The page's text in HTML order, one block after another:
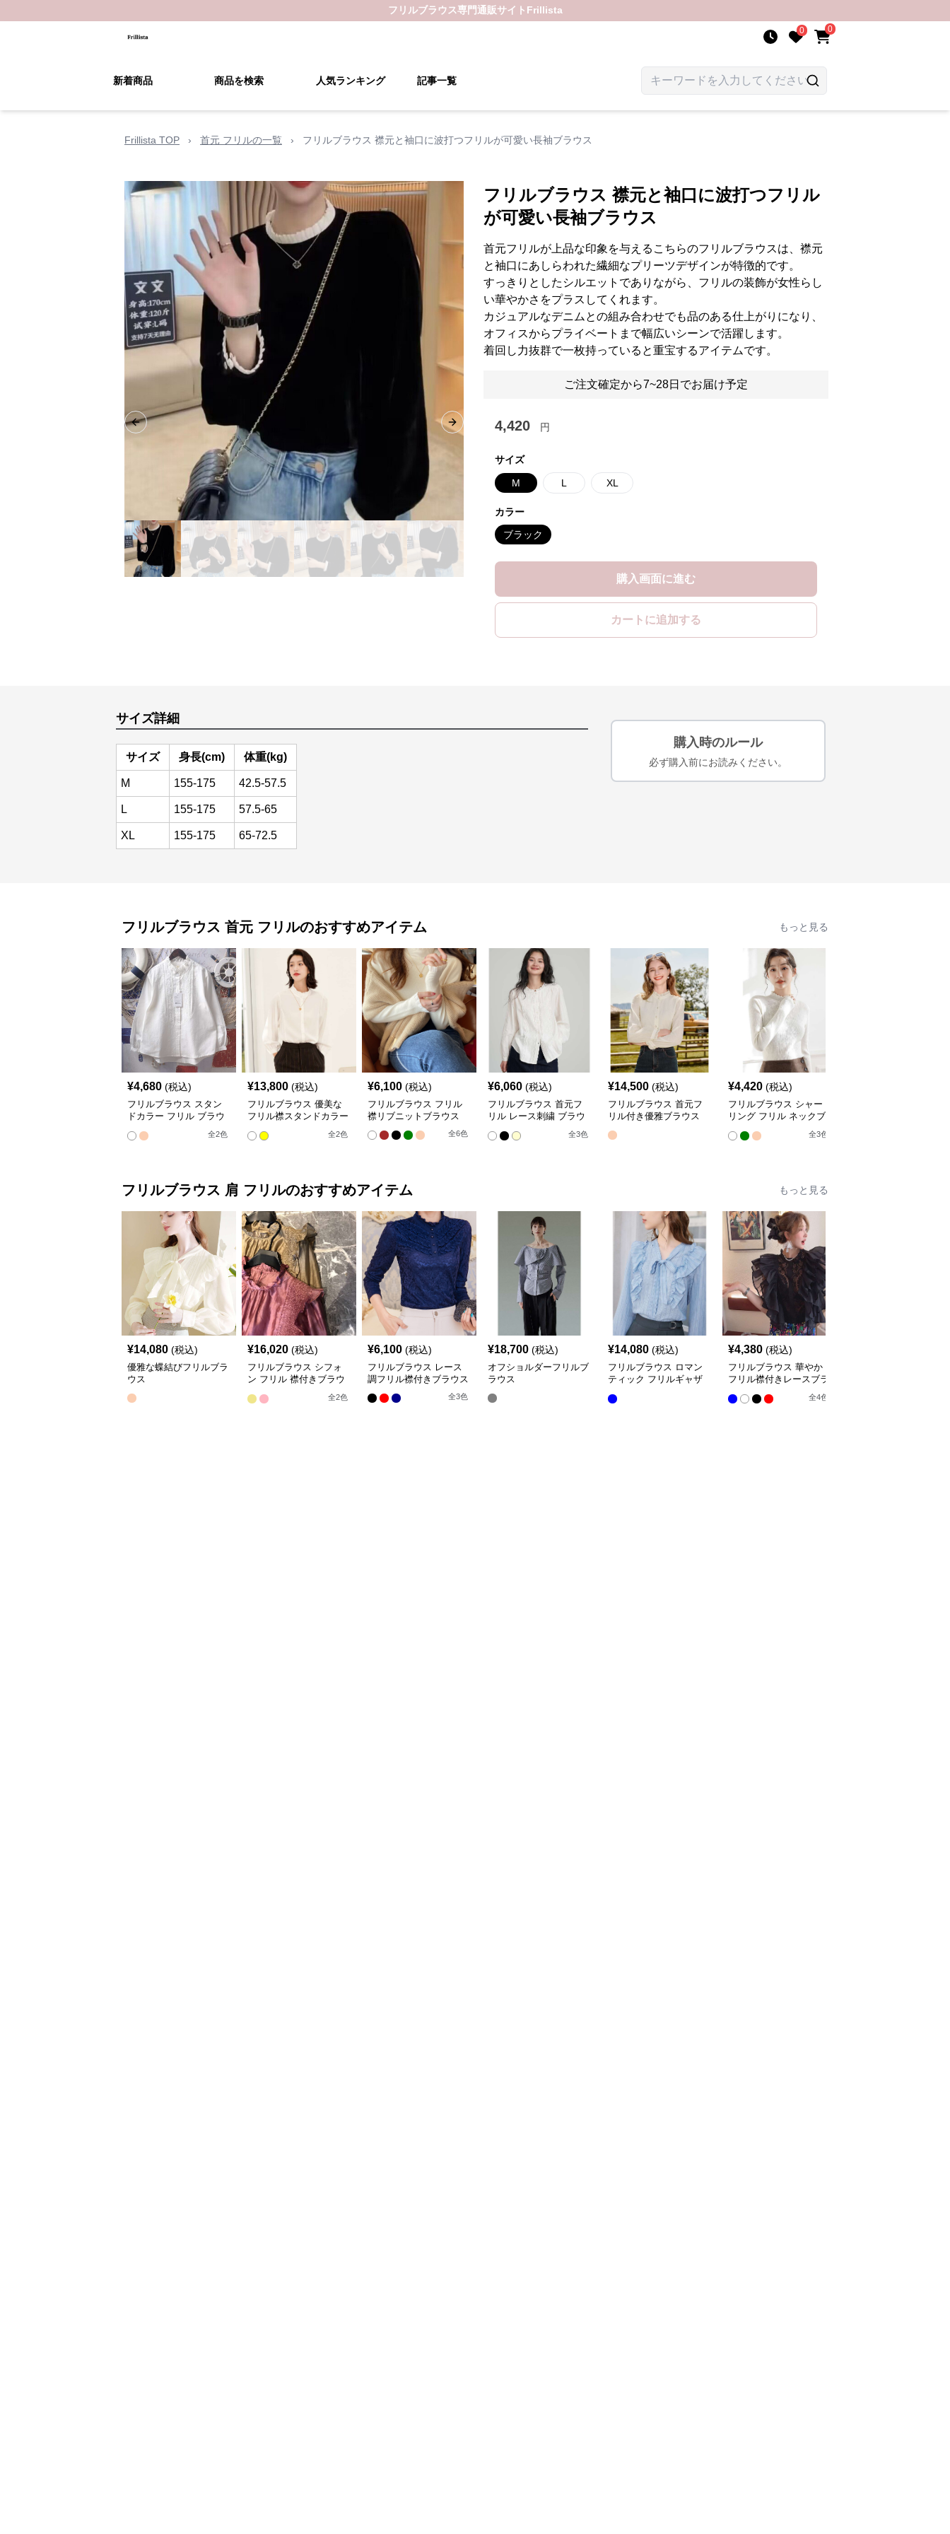
フリルブラウス専門通販サイト Frillista
0 0
新着商品 商品を検索 人気ランキング 記事一覧
Frillista TOP › 首元 フリルの一覧 › フリルブラウス 襟元と袖口に波打つフリルが可愛い長袖ブラウス
Previous slide Next slide
フリルブラウス 襟元と袖口に波打つフリル
が可愛い長袖ブラウス
首元フリルが上品な印象を与えるこちらのフリルブラウスは、襟元
と袖口にあしらわれた繊細なプリーツデザインが特徴的です。
すっきりとしたシルエットでありながら、フリルの装飾が女性らし
い華やかさをプラスしてくれます。
カジュアルなデニムとの組み合わせでも品のある仕上がりになり、
オフィスからプライベートまで幅広いシーンで活躍します。
着回し力抜群で一枚持っていると重宝するアイテムです。
ご注文確定から7~28日でお届け予定
4,420 円
サイズ
M L XL
カラー
ブラック
購入画面に進む
カートに追加する
サイズ詳細
サイズ 身長(cm) 体重(kg)
M 155-175 42.5-57.5
L 155-175 57.5-65
XL 155-175 65-72.5
購入時のルール
必ず購入前にお読みください。
フリルブラウス 首元 フリルのおすすめアイテム もっと見る
¥4,680 (税込)
フリルブラウス スタン
ドカラー フリル ブラウ
全2色
¥13,800 (税込)
フリルブラウス 優美な
フリル襟スタンドカラー
全2色
¥6,100 (税込)
フリルブラウス フリル
襟リブニットブラウス
全6色
¥6,060 (税込)
フリルブラウス 首元フ
リル レース刺繍 ブラウ
全3色
¥14,500 (税込)
フリルブラウス 首元フ
リル付き優雅ブラウス
¥4,420 (税込)
フリルブラウス シャー
リング フリル ネックブ
全3色
フリルブラウス 肩 フリルのおすすめアイテム もっと見る
¥14,080 (税込)
優雅な蝶結びフリルブラ
ウス
¥16,020 (税込)
フリルブラウス シフォ
ン フリル 襟付きブラウ
全2色
¥6,100 (税込)
フリルブラウス レース
調フリル襟付きブラウス
全3色
¥18,700 (税込)
オフショルダーフリルブ
ラウス
¥14,080 (税込)
フリルブラウス ロマン
ティック フリルギャザ
¥4,380 (税込)
フリルブラウス 華やか
フリル襟付きレースブラ
全4色